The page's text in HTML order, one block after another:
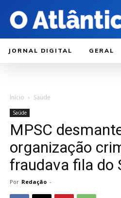
JORNAL DIGITAL GERAL
Início Saúde
Saúde
MPSC
organização
fraudava fila do
Por Redação -